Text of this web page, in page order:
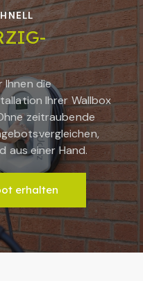
Ihnen die
Ihrer Wallbox
zeitraubende
aus einer Hand.
erhalten